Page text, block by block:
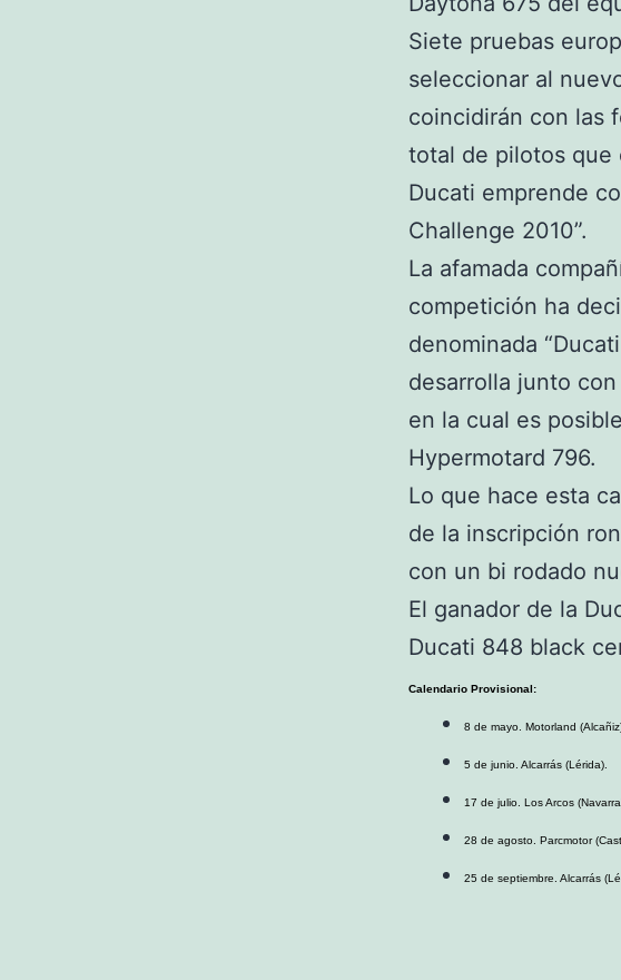
Siete pruebas
seleccionar al
coincidirán con las
total de pilotos que
Ducati emprende
Challenge 2010”.
La afamada
competición ha
denominada
desarrolla junto
en la cual es
Hypermotard 796.
Lo que hace esta
de la inscripción
con un bi rodado
El ganador de la
Ducati 848 black
Calendario Provisional:
8 de mayo. Motorland
5 de junio. Alcarrás (Lérida).
17 de julio. Los Arcos
28 de agosto. Parcmotor
25 de septiembre. Alcarrás